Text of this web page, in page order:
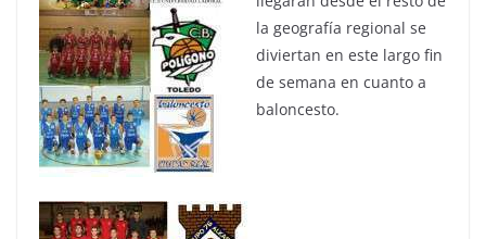
la geografía regional se
diviertan en este largo fin
de semana en cuanto a
baloncesto.